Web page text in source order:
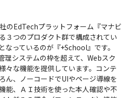
のEdTechプラットフォーム『マナビ
３つのプロダクト群で構成されてい
なっているのが『+School』です。
理システムの枠を超えて、Webスク
々な機能を提供しています。コンテ
ん、ノーコードでUIやページ導線を
能、ＡＩ技術を使った本人確認や不